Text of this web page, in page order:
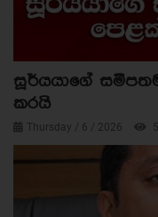
සූර්යයාගේ
කරයි
Thursday / 6 / 2026